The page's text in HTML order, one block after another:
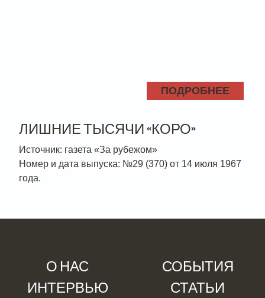
ПОДРОБНЕЕ
ЛИШНИЕ ТЫСЯЧИ «КОРО»
Источник: газета «За рубежом»
Номер и дата выпуска: №29 (370) от 14 июля 1967
года.
О НАС
СОБЫТИЯ
ИНТЕРВЬЮ
СТАТЬИ